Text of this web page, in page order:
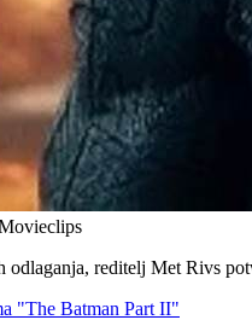
odlaganja, reditelj Met Rivs
"The Batman Part II"